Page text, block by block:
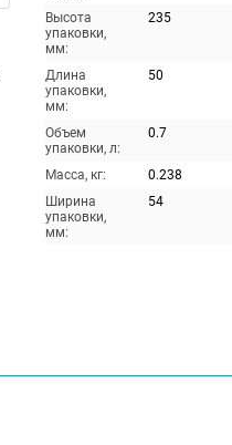
Высота
упаковки,
мм:
235
Длина
упаковки,
мм:
50
Объем
упаковки, л:
0.7
Масса, кг:
0.238
Ширина
упаковки,
мм:
54